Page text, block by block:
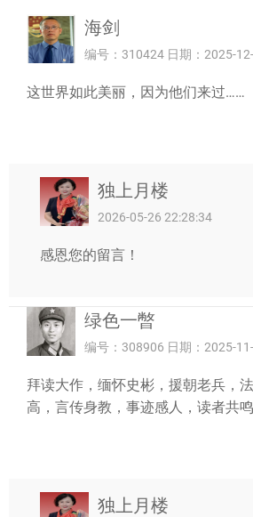
海剑
编号：310424 日期：2025-
这世界如此美丽，因为他们来过……
独上月楼
2026-05-26 22:28:34
感恩您的留言！
绿色一暼
编号：308906 日期：2025-
拜读大作，缅怀史彬，援朝老兵，
高，言传身教，事迹感人，读者共鸣
独上月楼